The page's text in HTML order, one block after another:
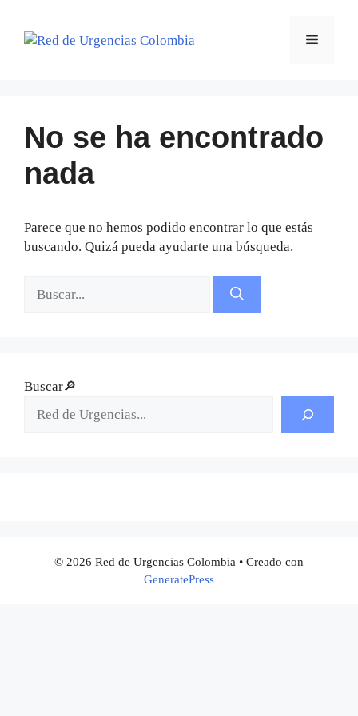
contenido
Menú
No se ha encontrado
nada
Parece que no hemos podido encontrar lo que estás
buscando. Quizá pueda ayudarte una búsqueda.
Buscar🔎
© 2026 Red de Urgencias Colombia • Creado con
GeneratePress